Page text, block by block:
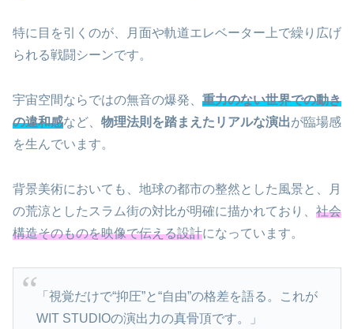
特に目を引くのが、月面や軌道エレベーター上で繰り広げ
られる戦闘シーンです。
宇宙空間ならではの無音の爆発、 重力のない世界での動き
の違和感など、 物理法則を踏まえたリアルな演出が臨場感
を生んでいます。
背景美術においても、地球の都市の整然とした風景と、月
の荒涼としたスラム街の対比が明確に描かれており、 社会
構造そのものを映像で伝える設計になっています。
「視覚だけで“抑圧”と“自由”の格差を語る。これが
WIT STUDIOの演出力の真骨頂です。」